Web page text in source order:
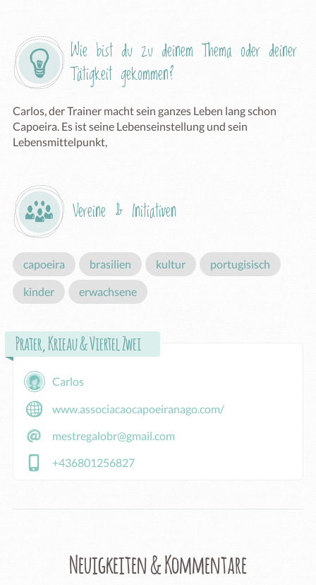
Wie bist du zu deinem Thema oder deiner
Tätigkeit gekommen?
Carlos, der Trainer macht sein ganzes Leben lang schon
Capoeira. Es ist seine Lebenseinstellung und sein
Lebensmittelpunkt,
Vereine & Initiativen
capoeira brasilien kultur portugisisch
kinder erwachsene
Prater, Krieau & Viertel Zwei
Carlos
www.associacaocapoeiranago.com/
mestregalobr@gmail.com
+436801256827
Neuigkeiten & Kommentare